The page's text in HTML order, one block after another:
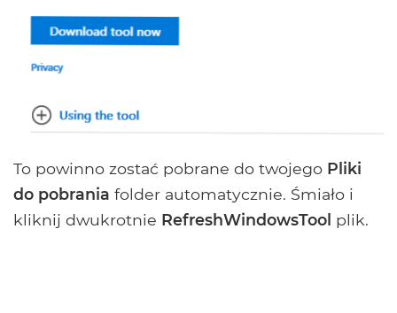
To powinno zostać pobrane do twojego Pliki
do pobrania folder automatycznie. Śmiało i
kliknij dwukrotnie RefreshWindowsTool plik.